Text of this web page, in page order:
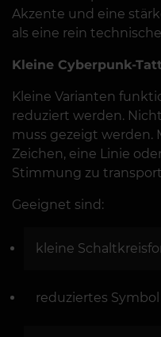
Akzente und eine
als eine rein
Kleine Cyberpunk-
Kleine Varianten
reduziert werden.
muss gezeigt werden.
Zeichen, eine Linie
Stimmung zu
Geeignet sind:
kleine
reduziertes